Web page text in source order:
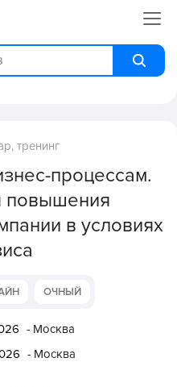
тренинг
процессам.
повышения
в условиях
ОЧНЫЙ
- Москва
- Москва